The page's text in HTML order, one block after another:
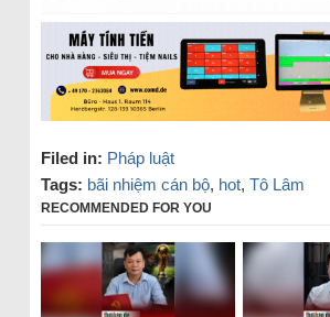
Filed in: Pháp luật
Tags: bãi nhiệm cán bộ, hot, Tô Lâm
RECOMMENDED FOR YOU